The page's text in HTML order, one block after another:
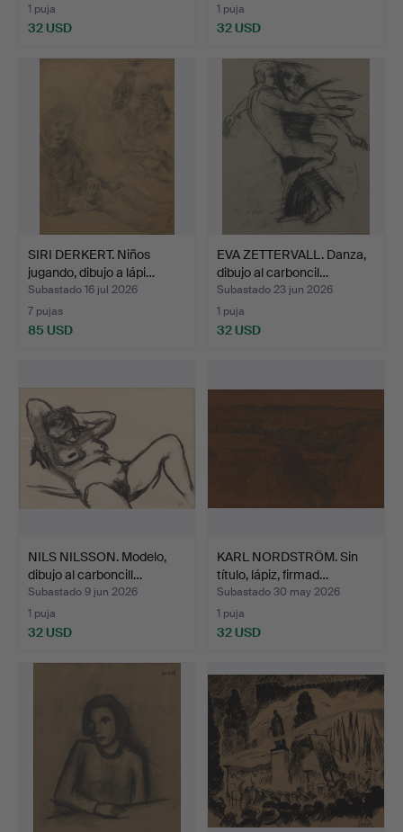
1 puja
32 USD
1 puja
32 USD
SIRI DERKERT. Niños
jugando, dibujo a lápi…
Subastado 16 jul 2026
7 pujas
85 USD
EVA ZETTERVALL. Danza,
dibujo al carboncil…
Subastado 23 jun 2026
1 puja
32 USD
NILS NILSSON. Modelo,
dibujo al carboncill…
Subastado 9 jun 2026
1 puja
32 USD
KARL NORDSTRÖM. Sin
título, lápiz, firmad…
Subastado 30 may 2026
1 puja
32 USD